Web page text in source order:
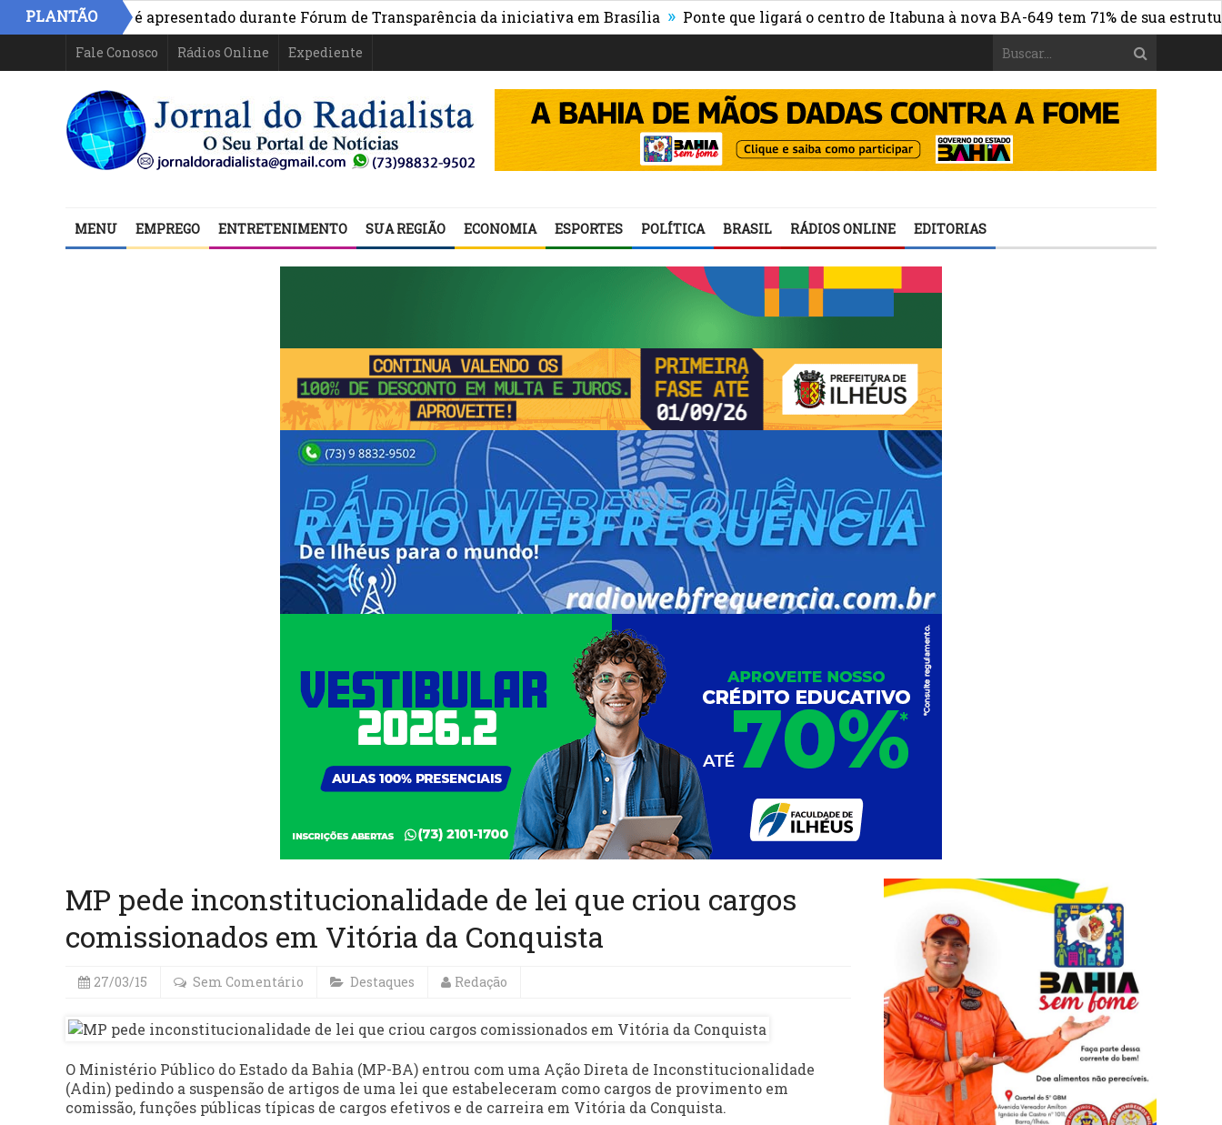
PLANTÃO
na Bahia é apresentado durante Fórum de Transparência da iniciativa em Brasília » Ponte que ligará o centro de Itabuna à nova BA-649 tem 71% de sua estrutura de
Fale Conosco Rádios Online Expediente
MENU EMPREGO ENTRETENIMENTO SUA REGIÃO ECONOMIA ESPORTES POLÍTICA BRASIL RÁDIOS ONLINE EDITORIAS
MP pede inconstitucionalidade de lei que criou cargos
comissionados em Vitória da Conquista
27/03/15 Sem Comentário Destaques Redação
O Ministério Público do Estado da Bahia (MP-BA) entrou com uma Ação Direta de Inconstitucionalidade
(Adin) pedindo a suspensão de artigos de uma lei que estabeleceram como cargos de provimento em
comissão, funções públicas típicas de cargos efetivos e de carreira em Vitória da Conquista.